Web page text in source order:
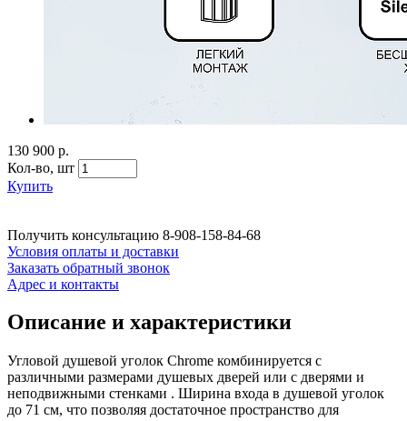
130 900 р.
Кол-во, шт
Купить
Получить консультацию 8-908-158-84-68
Условия оплаты и доставки
Заказать обратный звонок
Адрес и контакты
Описание и характеристики
Угловой душевой уголок Chrome комбинируется с
различными размерами душевых дверей или с дверями и
неподвижными стенками . Ширина входа в душевой уголок
до 71 см, что позволяя достаточное пространство для